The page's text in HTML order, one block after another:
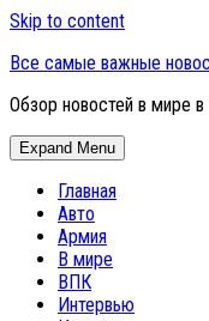
Skip to content
Все самые важные
Обзор новостей в мире
Expand Menu
Главная
Авто
Армия
В мире
ВПК
Интервью